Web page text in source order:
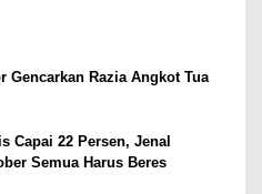
Gencarkan Razia Angkot Tua
Capai 22 Persen, Jenal
Semua Harus Beres